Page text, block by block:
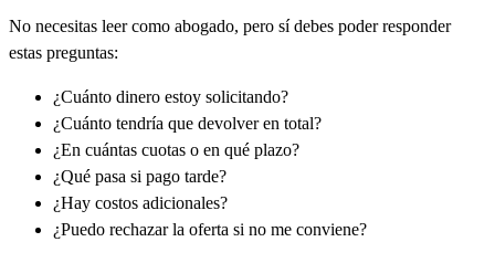
No necesitas leer como abogado, pero sí debes poder responder
estas preguntas:
¿Cuánto dinero estoy solicitando?
¿Cuánto tendría que devolver en total?
¿En cuántas cuotas o en qué plazo?
¿Qué pasa si pago tarde?
¿Hay costos adicionales?
¿Puedo rechazar la oferta si no me conviene?